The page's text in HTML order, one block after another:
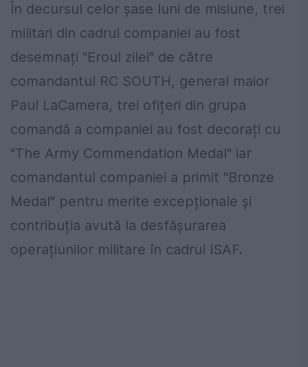
În decursul celor șase luni de misiune, trei
militari din cadrul companiei au fost
desemnați "Eroul zilei" de către
comandantul RC SOUTH, general maior
Paul LaCamera, trei ofițeri din grupa
comandă a companiei au fost decorați cu
"The Army Commendation Medal" iar
comandantul companiei a primit "Bronze
Medal" pentru merite excepționale și
contribuția avută la desfășurarea
operațiunilor militare în cadrul ISAF.